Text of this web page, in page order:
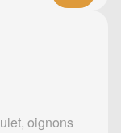
oignons